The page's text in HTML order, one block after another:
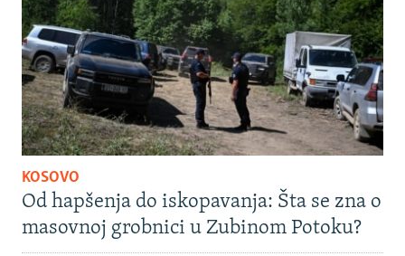
KOSOVO
Od hapšenja do iskopavanja: Šta se zna o
masovnoj grobnici u Zubinom Potoku?